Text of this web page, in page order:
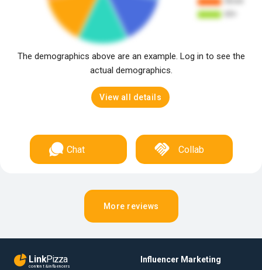
The demographics above are an example. Log in to see the
actual demographics.
View all details
Chat Collab
More reviews
LinkPizza
content & influencers
Influencer Marketing